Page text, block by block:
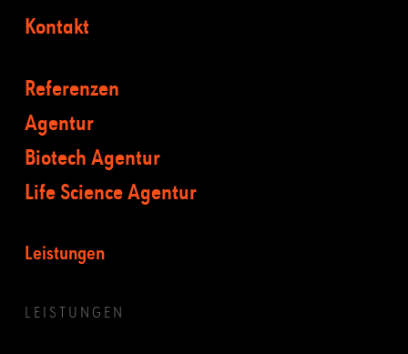
Kontakt
Referenzen
Agentur
Biotech Agentur
Life Science Agentur
Leistungen
LEISTUNGEN